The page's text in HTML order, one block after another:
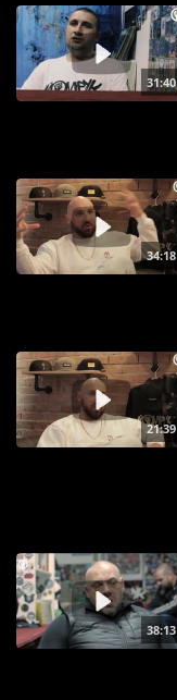
31:40
34:18
21:39
38:13